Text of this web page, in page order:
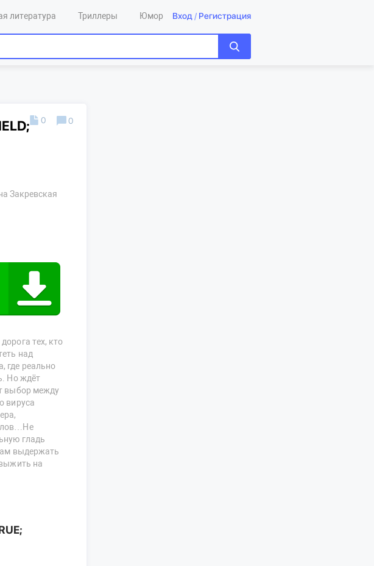
литература Триллеры Юмор Вход / Регистрация
Закревская
тех, кто
над
где реально
Но ждёт
выбор между
вируса
гладь
выдержать
на
0 0